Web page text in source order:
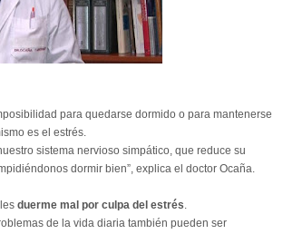
para quedarse dormido o para mantenerse
es el estrés.
sistema nervioso simpático, que reduce su
dormir bien”, explica el doctor Ocaña.
duerme mal por culpa del estrés.
de la vida diaria también pueden ser